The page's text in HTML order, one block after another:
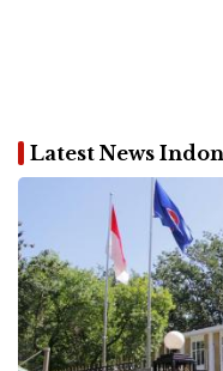
Latest News